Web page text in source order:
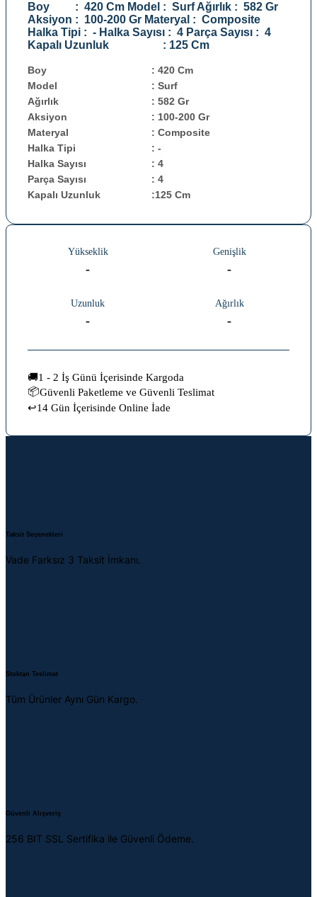
Boy : 420 Cm Model : Surf Ağırlık : 582 Gr
Aksiyon : 100-200 Gr Materyal : Composite
Halka Tipi : - Halka Sayısı : 4 Parça Sayısı : 4
Kapalı Uzunluk : 125 Cm
Boy : 420 Cm
Model
: Surf
Ağırlık
: 582 Gr
Aksiyon
: 100-200 Gr
Materyal
: Composite
Halka Tipi
: -
Halka Sayısı
: 4
Parça Sayısı
: 4
Kapalı Uzunluk :125 Cm
Yükseklik
-
Genişlik
-
Uzunluk
-
Ağırlık
-
🚚1 - 2 İş Günü İçerisinde Kargoda
📦Güvenli Paketleme ve Güvenli Teslimat
↩️14 Gün İçerisinde Online İade
Taksit Seçenekleri
Vade Farksız 3 Taksit İmkanı.
Stoktan Teslimat
Tüm Ürünler Aynı Gün Kargo.
Güvenli Alışveriş
256 BIT SSL Sertifika ile Güvenli Ödeme.